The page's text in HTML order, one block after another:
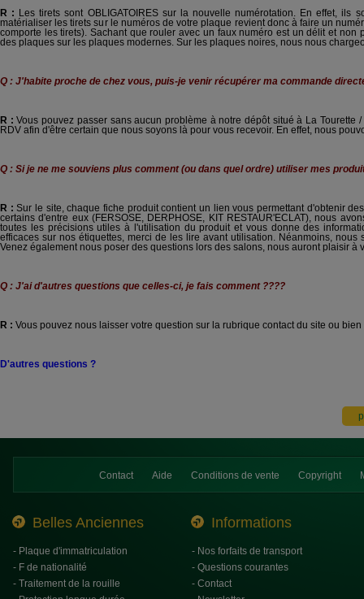
R : Les tirets sont OBLIGATOIRES sur la nouvelle numérotation. En effet,
matérialiser les tirets sur le numéros de votre plaque revient donc à faire un
comporte les tirets). Sachant que rouler avec un faux numéro est un délit et
des plaques sur les plaques modernes. Sur les plaques noires, nous nous
Q : J'habite proche de chez vous, puis-je venir récupérer ma commande
R : Vous pouvez passer sans aucun problème à notre dépôt situé à La
RDV afin d'être certain que nous soyons là pour vous recevoir. En effet, nous
Q : Si je ne me souviens plus comment (ou dans quel ordre) utiliser mes
R : Sur le site, chaque fiche produit contient un lien vous permettant d'obtenir
certains d'entre eux (FERSOSE, DERPHOSE, KIT RESTAUR'ECLAT), nous
toutes les précisions utiles à l'utilisation du produit et vous donne des
efficaces sur nos étiquettes, merci de les lire avant utilisation. Néanmoins, nous
Venez également nous poser des questions lors des salons, nous auront plaisir
Q : J'ai d'autres questions que celles-ci, je fais comment ????
R : Vous pouvez nous laisser votre question sur la rubrique contact du site ou
D'autres questions ?
Contact Aide Conditions de vente Copyright
Belles Anciennes Informations
- Plaque d'immatriculation
- F de nationalité
- Traitement de la rouille
- Nos forfaits de transport
- Questions courantes
- Contact